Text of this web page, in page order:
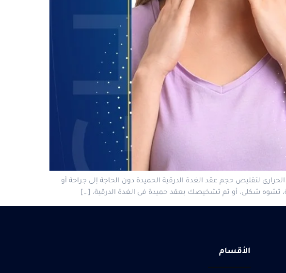
لتقليص حجم عقد الغدة الدرقية الحميدة دون الحاجة إلى جراحة أو
تشوه شكلى، أو تم تشخيصك بعقد حميدة فى الغدة الدرقية، […]
الأقسام